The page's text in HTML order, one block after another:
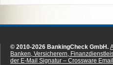
© 2010-2026 BankingCheck GmbH.
Banken, Versicherern,
der E-Mail Signatur – Crossware